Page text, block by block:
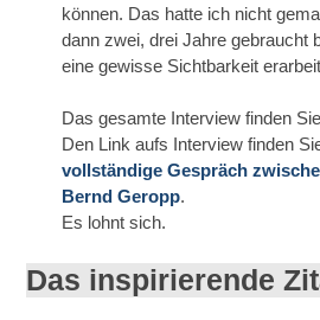
können. Das hatte ich nicht
dann zwei, drei Jahre gebraucht
eine gewisse Sichtbarkeit
Das gesamte Interview finden
Den Link aufs Interview finden
vollständige Gespräch
Bernd Geropp.
Es lohnt sich.
Das inspirierende